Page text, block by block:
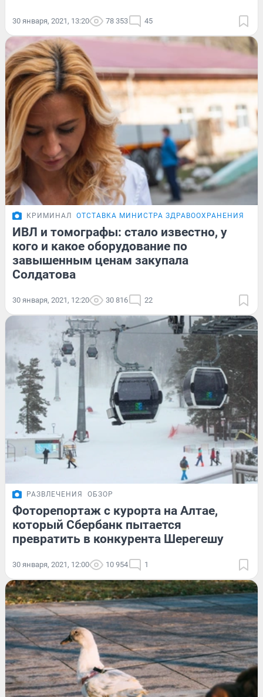
30 января, 2021, 13:20 78 353 45
КРИМИНАЛ ОТСТАВКА МИНИСТРА ЗДРАВООХРАНЕНИЯ
ИВЛ и томографы: стало известно, у
кого и какое оборудование по
завышенным ценам закупала
Солдатова
30 января, 2021, 12:20 30 816 22
РАЗВЛЕЧЕНИЯ ОБЗОР
Фоторепортаж с курорта на Алтае,
который Сбербанк пытается
превратить в конкурента Шерегешу
30 января, 2021, 12:00 10 954 1